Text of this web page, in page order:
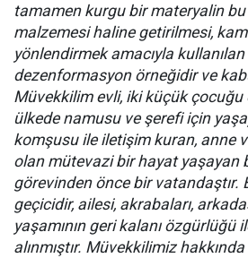
tamamen kurgu bir materyalin
malzemesi haline getirilmesi,
yönlendirmek amacıyla kullanılan
dezenformasyon örneğidir ve
Müvekkilim evli, iki küçük
ülkede namusu ve şerefi için
komşusu ile iletişim kuran, anne
olan mütevazi bir hayat yaşayan
görevinden önce bir vatandaştır.
geçicidir, ailesi, akrabaları,
yaşamının geri kalanı özgürlüğü
alınmıştır. Müvekkilimiz